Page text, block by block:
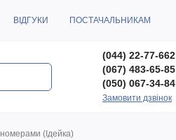
ВІДГУКИ ПОСТАЧАЛЬНИКАМ
(044) 22-77-662
(067) 483-65-85
(050) 067-34-84
Замовити дзвінок
(Ідейка)